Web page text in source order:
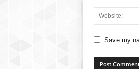
Save my